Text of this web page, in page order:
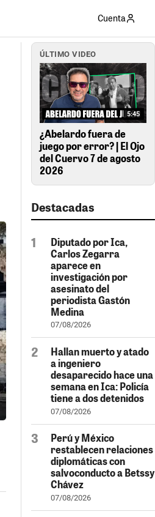
Cuenta
ÚLTIMO VIDEO
5:45
¿Abelardo fuera de
juego por error? | El Ojo
del Cuervo 7 de agosto
2026
Destacadas
Diputado por Ica,
Carlos Zegarra
aparece en
investigación por
asesinato del
periodista Gastón
Medina
07/08/2026
Hallan muerto y atado
a ingeniero
desaparecido hace una
semana en Ica: Policía
tiene a dos detenidos
07/08/2026
Perú y México
restablecen relaciones
diplomáticas con
salvoconducto a Betssy
Chávez
07/08/2026